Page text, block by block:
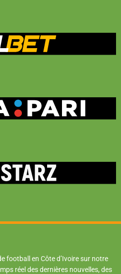
football en Côte d’Ivoire sur notre
réel des dernières nouvelles, des